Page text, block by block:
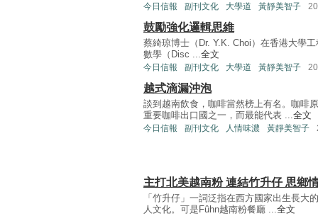
今日信報 副刊文化 大學道 黃靜美智子
鼓勵強化邏輯思維
蔡綺琼博士（Dr. Y.K. Choi）在香港大學
數學（Disc ... 全文
今日信報 副刊文化 大學道 黃靜美智子
越式滴漏沖泡
談到越南飲食，咖啡當然榜上有名。咖啡
重要咖啡出口國之一，而最能代表 ... 全文
今日信報 副刊文化 人情味濃 黃靜美智子
主打北美越南粉 連結竹升仔 思鄉
「竹升仔」一詞泛指在西方國家出生長大
人文化。可是Fûhn越南粉餐廳 ... 全文